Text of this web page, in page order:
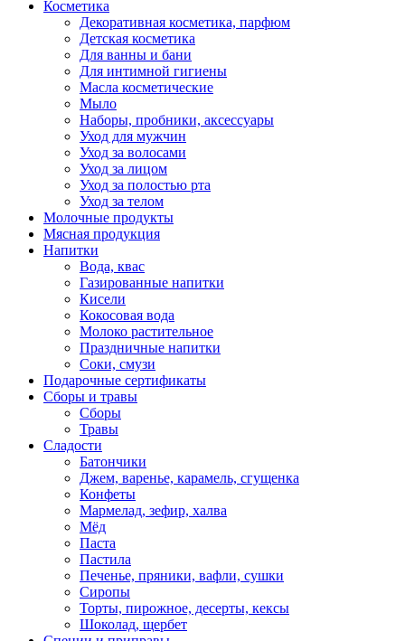
Косметика
Декоративная косметика, парфюм
Детская косметика
Для ванны и бани
Для интимной гигиены
Масла косметические
Мыло
Наборы, пробники, аксессуары
Уход для мужчин
Уход за волосами
Уход за лицом
Уход за полостью рта
Уход за телом
Молочные продукты
Мясная продукция
Напитки
Вода, квас
Газированные напитки
Кисели
Кокосовая вода
Молоко растительное
Праздничные напитки
Соки, смузи
Подарочные сертификаты
Сборы и травы
Сборы
Травы
Сладости
Батончики
Джем, варенье, карамель, сгущенка
Конфеты
Мармелад, зефир, халва
Мёд
Паста
Пастила
Печенье, пряники, вафли, сушки
Сиропы
Торты, пирожное, десерты, кексы
Шоколад, щербет